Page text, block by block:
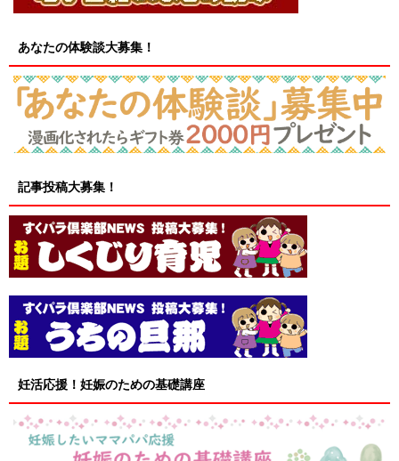
あなたの体験談大募集！
記事投稿大募集！
妊活応援！妊娠のための基礎講座